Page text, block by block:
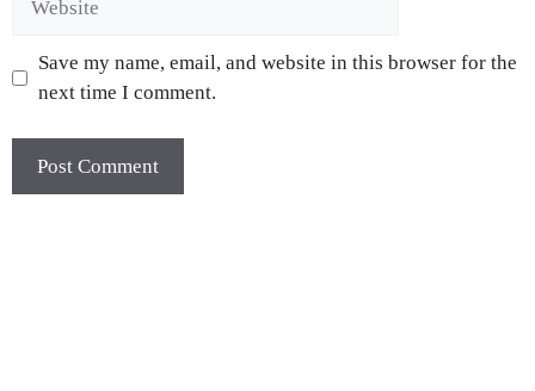
Save my name, email, and website in this browser for the
next time I comment.